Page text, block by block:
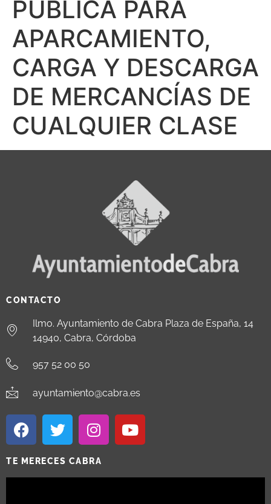
PÚBLICA PARA
APARCAMIENTO,
CARGA Y DESCARGA
DE MERCANCÍAS DE
CUALQUIER CLASE
CONTACTO
Ilmo. Ayuntamiento de Cabra Plaza de España, 14
14940, Cabra, Córdoba
957 52 00 50
ayuntamiento@cabra.es
TE MERECES CABRA